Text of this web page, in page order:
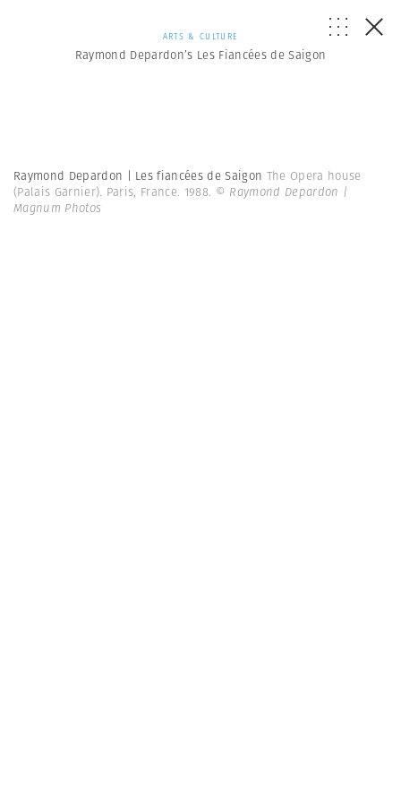
ARTS & CULTURE
Raymond Depardon’s Les Fiancées de Saigon
Raymond Depardon | Les fiancées de Saigon The Opera house
(Palais Garnier). Paris, France. 1988. © Raymond Depardon |
Magnum Photos